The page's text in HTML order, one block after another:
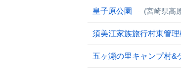
皇子原公園 (宮崎県高
須美江家族旅行村東管理
五ヶ瀬の里キャンプ村&